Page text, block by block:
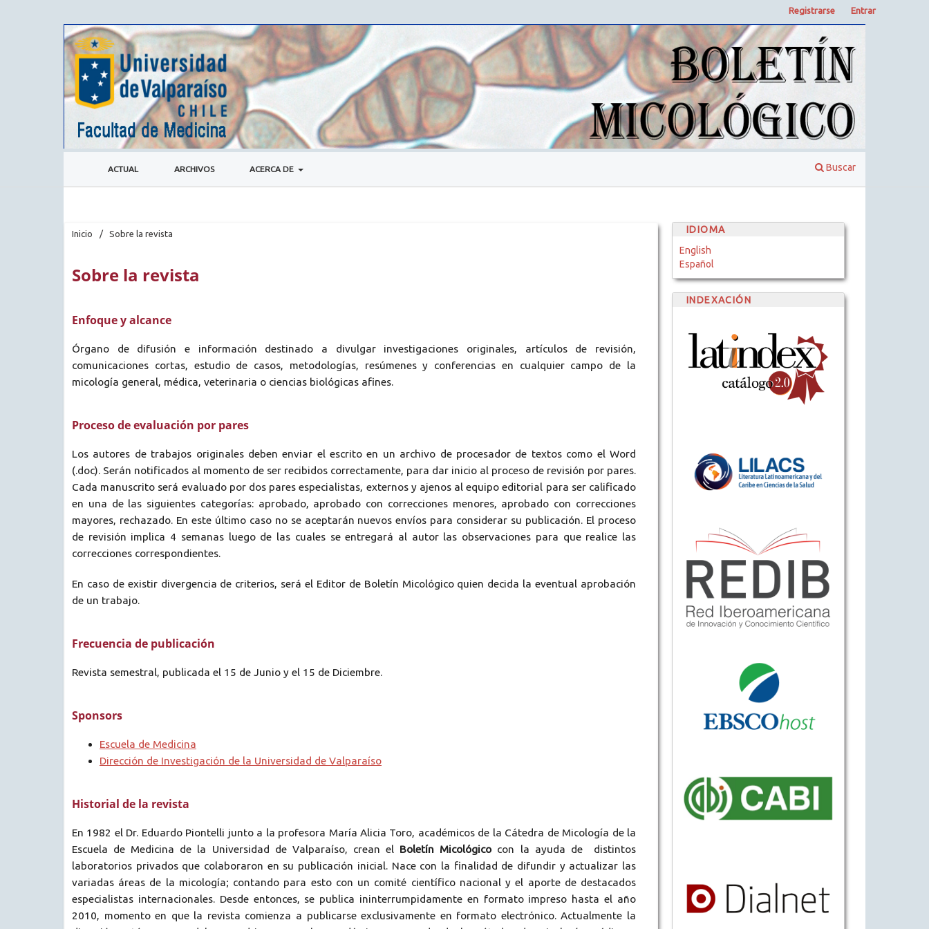
ACTUAL ARCHIVOS ACERCA DE Buscar
Registrarse Entrar
Inicio / Sobre la revista
Sobre la revista
Enfoque y alcance
Órgano de difusión e información destinado a divulgar investigaciones originales, artículos de revisión,
comunicaciones cortas, estudio de casos, metodologías, resúmenes y conferencias en cualquier campo de la
micología general, médica, veterinaria o ciencias biológicas afines.
Proceso de evaluación por pares
Los autores de trabajos originales deben enviar el escrito en un archivo de procesador de textos como el Word
(.doc). Serán notificados al momento de ser recibidos correctamente, para dar inicio al proceso de revisión por pares.
Cada manuscrito será evaluado por dos pares especialistas, externos y ajenos al equipo editorial para ser calificado
en una de las siguientes categorías: aprobado, aprobado con correcciones menores, aprobado con correcciones
mayores, rechazado. En este último caso no se aceptarán nuevos envíos para considerar su publicación. El proceso
de revisión implica 4 semanas luego de las cuales se entregará al autor las observaciones para que realice las
correcciones correspondientes.
En caso de existir divergencia de criterios, será el Editor de Boletín Micológico quien decida la eventual aprobación
de un trabajo.
Frecuencia de publicación
Revista semestral, publicada el 15 de Junio y el 15 de Diciembre.
Sponsors
Escuela de Medicina
Dirección de Investigación de la Universidad de Valparaíso
Historial de la revista
En 1982 el Dr. Eduardo Piontelli junto a la profesora María Alicia Toro, académicos de la Cátedra de Micología de la
Escuela de Medicina de la Universidad de Valparaíso, crean el Boletín Micológico con la ayuda de distintos
laboratorios privados que colaboraron en su publicación inicial. Nace con la finalidad de difundir y actualizar las
variadas áreas de la micología; contando para esto con un comité científico nacional y el aporte de destacados
especialistas internacionales. Desde entonces, se publica ininterrumpidamente en formato impreso hasta el año
2010, momento en que la revista comienza a publicarse exclusivamente en formato electrónico. Actualmente la
IDIOMA
English
Español
INDEXACIÓN